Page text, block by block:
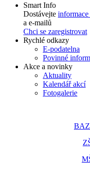
Smart Info
Dostávejte informace
a e-mailů
Chci se zaregistrovat
Rychlé odkazy
E-podatelna
Povinné
Akce a novinky
Aktuality
Kalendář akcí
Fotogalerie